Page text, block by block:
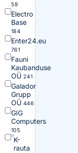
59
Electro
Base
184
Enter24.eu
761
Fauni
Kaubanduse
OÜ 241
Galador
Grupp
OÜ 446
GIG
Computers
105
K-
rauta